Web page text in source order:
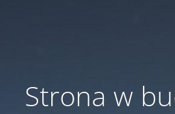
Strona w